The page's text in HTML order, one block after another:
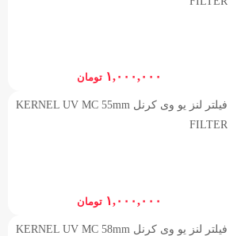
۱,۰۰۰,۰۰۰ تومان
فیلتر لنز یو وی کرنل KERNEL UV MC 55mm
FILTER
۱,۰۰۰,۰۰۰ تومان
فیلتر لنز یو وی کرنل KERNEL UV MC 58mm